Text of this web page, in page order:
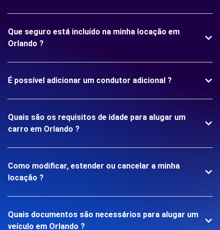
Que seguro está incluído na minha locação em
Orlando ?
É possível adicionar um condutor adicional ?
Quais são os requisitos de idade para alugar um
carro em Orlando ?
Como modificar, estender ou cancelar a minha
locação ?
Quais documentos são necessários para alugar um
veículo em Orlando ?